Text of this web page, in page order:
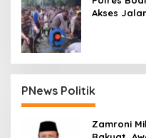
Akses
PNews Politik
Zamroni